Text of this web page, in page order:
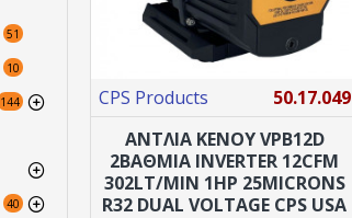
51
10
144
40
CPS Products
50.17.049
ΑΝΤΛΙΑ ΚΕΝΟΥ VPB12D
2ΒΑΘΜΙΑ INVERTER 12CFM
302LT/MIN 1HP 25MICRONS
R32 DUAL VOLTAGE CPS USA